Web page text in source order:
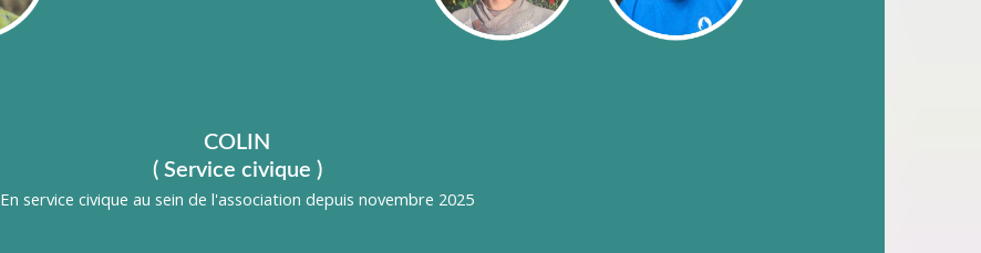
COLIN
( Service civique )
En service civique au sein de l'association depuis novembre 2025